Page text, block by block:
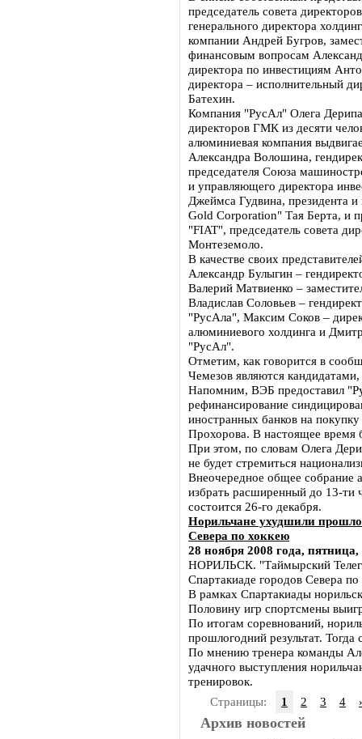
председатель совета
генерального директора
компании Андрей Бугров,
финансовым вопросам
директора по инвестициям
директора – исполнительный
Батехин.
Компания "РусАл" Олега
директоров ГМК из десяти
алюминиевая компания
Александра Волошина,
председателя Союза
и управляющего директора
Джеймса Гудвина, президента
Gold Corporation" Тая Берта, и
"FIAT", председатель совета
Монтеземоло.
В качестве своих
Александр Булыгин –
Валерий Матвиенко –
Владислав Соловьев –
"РусАла", Максим Соков –
алюминиевого холдинга и
"РусАл".
Отметим, как говорится в
Чемезов являются
Напомним, ВЭБ предоставил
рефинансирование
иностранных банков на
Прохорова. В настоящее время
При этом, по словам Олега
не будет стремиться
Внеочередное общее собрание
избрать расширенный до 13-ти
состоится 26-го декабря.
Норильчане ухудшили
Севера по хоккею
28 ноября 2008 года, пятница,
НОРИЛЬСК. "Таймырский
Спартакиаде городов Севера
В рамках Спартакиады
Половину игр спортсмены
По итогам соревнований,
прошлогодний результат.
По мнению тренера команды
удачного выступления
тренировок.
Страницы:
1 2 3 4
Архив новостей